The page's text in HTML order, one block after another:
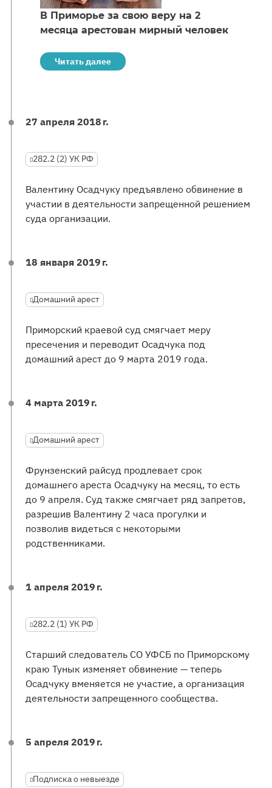
В Приморье за свою веру на 2
месяца арестован мирный человек
Читать далее
27 апреля 2018 г.
282.2 (2) УК РФ
Валентину Осадчуку предъявлено обвинение в
участии в деятельности запрещенной решением
суда организации.
18 января 2019 г.
Домашний арест
Приморский краевой суд смягчает меру
пресечения и переводит Осадчука под
домашний арест до 9 марта 2019 года.
4 марта 2019 г.
Домашний арест
Фрунзенский райсуд продлевает срок
домашнего ареста Осадчуку на месяц, то есть
до 9 апреля. Суд также смягчает ряд запретов,
разрешив Валентину 2 часа прогулки и
позволив видеться с некоторыми
родственниками.
1 апреля 2019 г.
282.2 (1) УК РФ
Старший следователь СО УФСБ по Приморскому
краю Тунык изменяет обвинение — теперь
Осадчуку вменяется не участие, а организация
деятельности запрещенного сообщества.
5 апреля 2019 г.
Подписка о невыезде